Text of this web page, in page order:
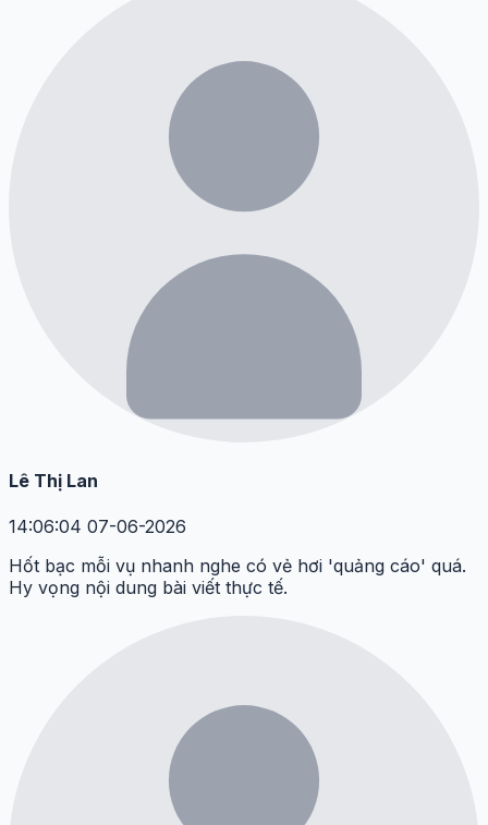
Lê Thị Lan
14:06:04 07-06-2026
Hốt bạc mỗi vụ nhanh nghe có vẻ hơi 'quảng cáo' quá.
Hy vọng nội dung bài viết thực tế.